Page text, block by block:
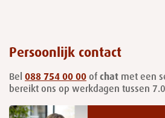
Persoonlijk contact
Bel 088 754 00 00 of chat met een
bereikt ons op werkdagen tussen